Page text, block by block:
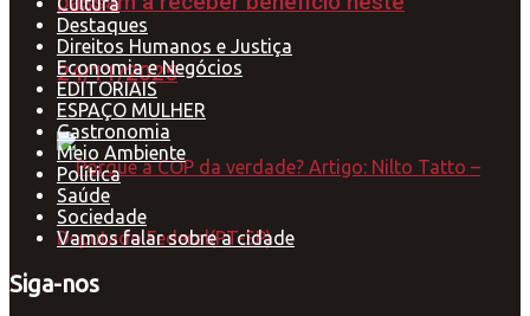
24/11/2025
Destaques
Direitos Humanos e Justiça
Economia e Negócios
EDITORIAIS
ESPAÇO MULHER
Gastronomia
Meio Ambiente
Política
Saúde
Sociedade
Vamos falar sobre a cidade
Siga-nos